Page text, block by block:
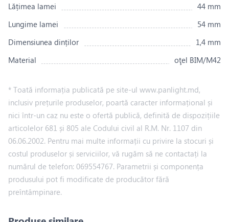
Lățimea lamei
44 mm
Lungime lamei
54 mm
Dimensiunea dinților
1,4 mm
Material
oţel BIM/M42
* Toată informația publicată pe site-ul www.panlight.md,
inclusiv prețurile produselor, poartă caracter informațional și
nici într-un caz nu este o ofertă publică, definită de dispozițiile
articolelor 681 și 805 ale Codului civil al R.M. Nr. 1107 din
06.06.2002. Pentru mai multe informații cu privire la stocuri și
costul produselor și serviciilor, vă rugăm să ne contactați la
numărul de telefon: 069554767. Parametrii și componența
produsului pot fi modificate de producător fără
preîntâmpinare.